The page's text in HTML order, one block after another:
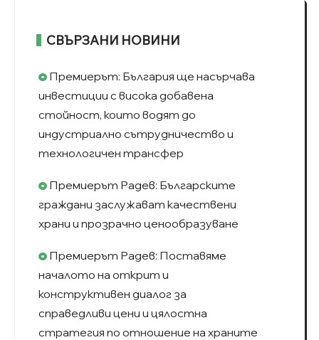
СВЪРЗАНИ НОВИНИ
Премиерът: България ще насърчава
инвестиции с висока добавена
стойност, които водят до
индустриално сътрудничество и
технологичен трансфер
Премиерът Радев: Българските
граждани заслужават качествени
храни и прозрачно ценообразуване
Премиерът Радев: Поставяме
началото на открит и
конструктивен диалог за
справедливи цени и цялостна
стратегия по отношение на храните